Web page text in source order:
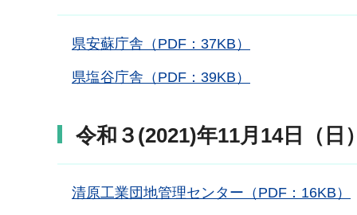
県安蘇庁舎（PDF：37KB）
県塩谷庁舎（PDF：39KB）
令和３(2021)年11月14日（日
清原工業団地管理センター（PDF：16KB）